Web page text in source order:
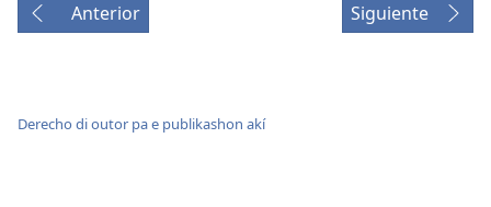
Anterior Siguiente
Derecho di outor pa e publikashon akí